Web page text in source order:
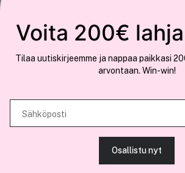
Tämä sivusto käyttää
Käytämme evästeitä tarjoamamme sisällön ja
räätälöimiseen, sosiaalisen median
käytät sivustoamme. Kumppanimme voivat
Meistä
Olemme osaBrandsdal Group AS
Jos haluat henkilökohtaista neuvoa
Voita 200€
Tilaa uutiskirjeemme ja nappaa paikkasi
arvontaan. Win-win!
Sähköposti
Osallistu nyt